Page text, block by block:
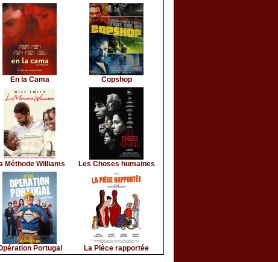
En la Cama Copshop
Méthode Williams Les Choses humaines
Portugal La Pièce rapportée